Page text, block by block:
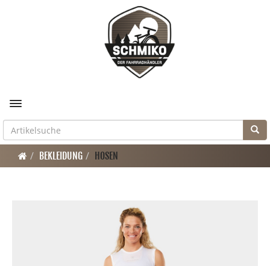
Toggle navigation
BEKLEIDUNG HOSEN